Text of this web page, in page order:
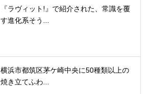
『ラヴィット!』で紹介された、常識を覆
す進化系そう...
横浜市都筑区茅ケ崎中央に50種類以上の
焼き立てふわ...